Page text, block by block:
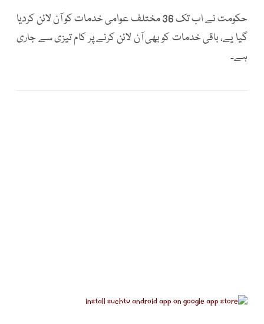
حکومت نے اب تک 36 مختلف عوامی خدمات کو آن لائن کردیا
گیا یے، باقی خدمات کو بھی آن لائن کرنے پر کام تیزی سے جاری
ہے۔